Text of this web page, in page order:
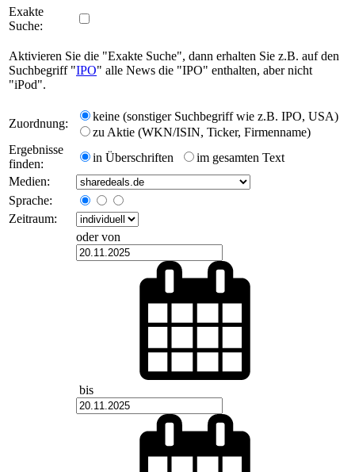
Exakte
Suche:
Aktivieren Sie die "Exakte Suche", dann erhalten Sie z.B. auf den
Suchbegriff "IPO" alle News die "IPO" enthalten, aber nicht
"iPod".
Zuordnung:
keine (sonstiger Suchbegriff wie z.B. IPO, USA)
zu Aktie (WKN/ISIN, Ticker, Firmenname)
Ergebnisse
finden:
in Überschriften
im gesamten Text
Medien:
Sprache:
Zeitraum:
oder von
bis